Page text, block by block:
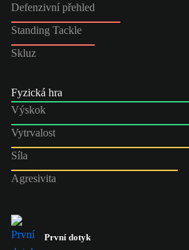
Defenzivní přehled
Standing Tackle
Skluz
Fyzická hra
Výskok
Vytrvalost
Síla
Agresivita
První dotyk